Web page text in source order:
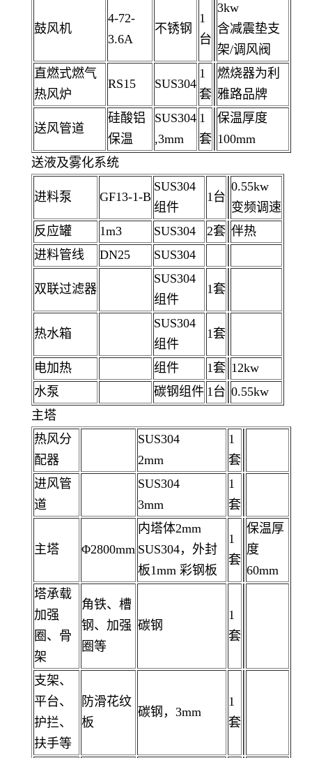
鼓风机
4-72-
3.6A
不锈钢
1
台
3kw
含减震垫支
架/调风阀
直燃式燃气
热风炉
RS15 SUS304
1
套
燃烧器为利
雅路品牌
送风管道
硅酸铝
保温
SUS304
,3mm
1
套
保温厚度
100mm
送液及雾化系统
进料泵 GF13-1-B
SUS304
组件
1台
0.55kw
变频调速
反应罐
1m3 SUS304 2套 伴热
进料管线
DN25 SUS304
双联过滤器
SUS304
组件
1套
热水箱
SUS304
组件
1套
电加热 组件 1套 12kw
水泵
碳钢组件 1台 0.55kw
主塔
热风分
配器
SUS304
2mm
1
套
进风管
道
SUS304
3mm
1
套
主塔 Φ2800mm
内塔体2mm
SUS304，外封
板1mm 彩钢板
1
套
保温厚
度
60mm
塔承载
加强
圈、骨
架
角铁、槽
钢、加强
圈等
碳钢
1
套
支架、
平台、
护拦、
扶手等
防滑花纹
板
碳钢，3mm
1
套